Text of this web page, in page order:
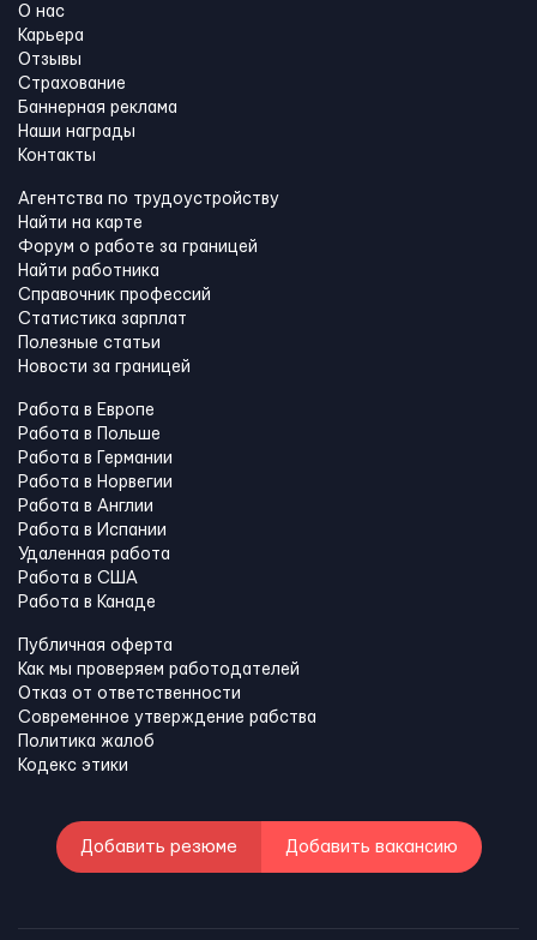
О нас
Карьера
Отзывы
Страхование
Баннерная реклама
Наши награды
Контакты
Агентства по трудоустройству
Найти на карте
Форум о работе за границей
Найти работника
Справочник профессий
Статистика зарплат
Полезные статьи
Новости за границей
Работа в Европе
Работа в Польше
Работа в Германии
Работа в Норвегии
Работа в Англии
Работа в Испании
Удаленная работа
Работа в США
Работа в Канадe
Публичная оферта
Как мы проверяем работодателей
Отказ от ответственности
Современное утверждение рабства
Политика жалоб
Кодекс этики
Добавить резюме Добавить вакансию